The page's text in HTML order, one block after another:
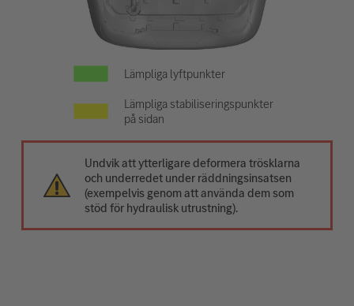
Lämpliga lyftpunkter
Lämpliga stabiliseringspunkter
på sidan
Undvik att ytterligare deformera trösklarna
och underredet under räddningsinsatsen
(exempelvis genom att använda dem som
stöd för hydraulisk utrustning).